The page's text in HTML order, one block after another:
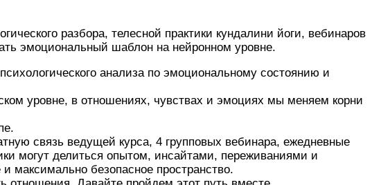
разбора, телесной практики кундалини йоги, вебинаров
эмоциональный шаблон на нейронном уровне.
анализа по эмоциональному состоянию и
уровне, в отношениях, чувствах и эмоциях мы меняем корни
связь ведущей курса, 4 групповых вебинара, ежедневные
могут делиться опытом, инсайтами, переживаниями и
максимально безопасное пространство.